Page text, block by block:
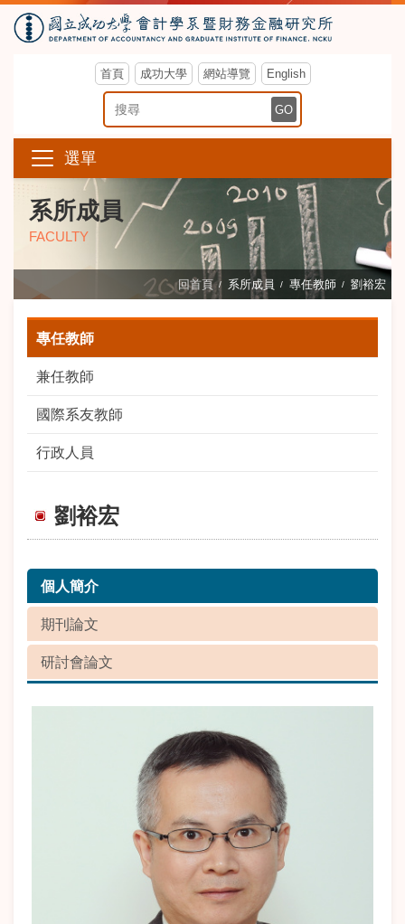
首頁 成功大學 網站導覽 English
搜尋關鍵字 GO
選單
系所成員
FACULTY
回首頁 系所成員 專任教師 劉裕宏
專任教師
兼任教師
國際系友教師
行政人員
劉裕宏
個人簡介
期刊論文
研討會論文